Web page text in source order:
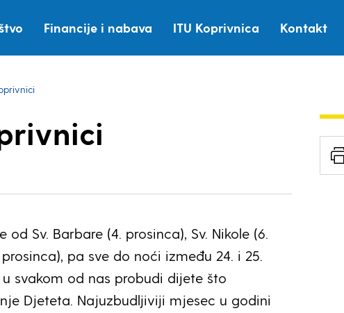
Financije i nabava ITU Koprivnica Kontakt
Sv. Barbare (4. prosinca), Sv. Nikole (6.
prosinca), pa sve do noći između 24. i 25.
svakom od nas probudi dijete što
Djeteta. Najuzbudljiviji mjesec u godini